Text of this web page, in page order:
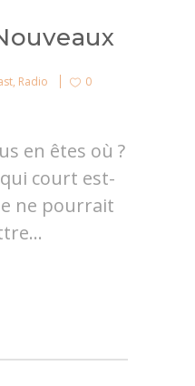
, Radio
0
en êtes où ?
court est-
ne pourrait